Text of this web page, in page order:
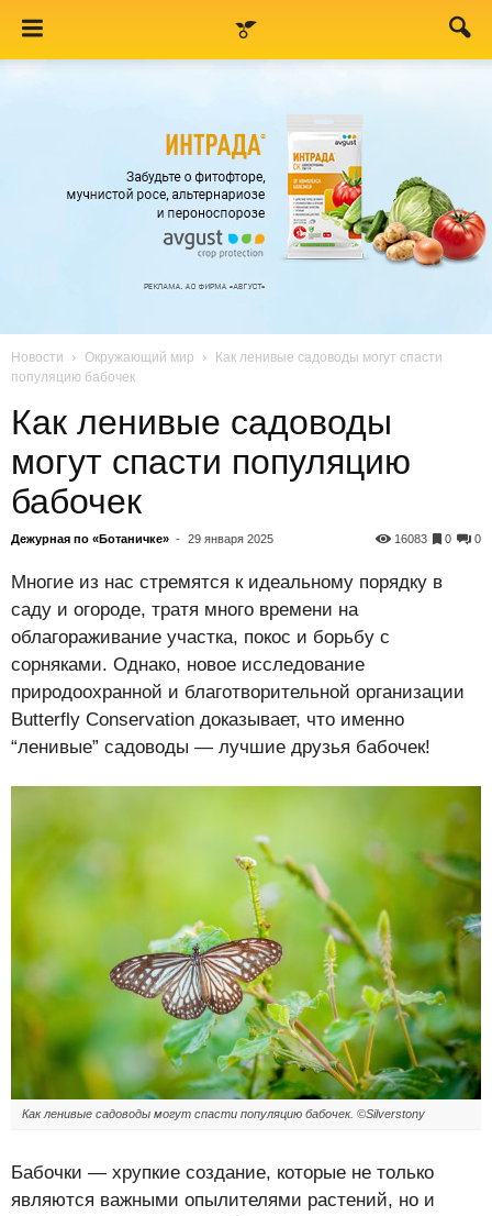
Новости Окружающий мир
Как ленивые садоводы могут спасти
популяцию бабочек
Как ленивые садоводы
могут спасти популяцию
бабочек
Дежурная по «Ботаничке» - 29 января 2025 0
0
16083
Многие из нас стремятся к идеальному порядку в
саду и огороде, тратя много времени на
облагораживание участка, покос и борьбу с
сорняками. Однако, новое исследование
природоохранной и благотворительной организации
Butterfly Conservation доказывает, что именно
“ленивые” садоводы — лучшие друзья бабочек!
Как ленивые садоводы могут спасти популяцию бабочек. ©Silverstony
Бабочки — хрупкие создание, которые не только
являются важными опылителями растений, но и